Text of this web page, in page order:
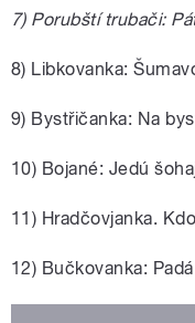
7) Porubští trubači:
8) Libkovanka:
9) Bystřičanka: Na
10) Bojané: Jedú
11) Hradčovjanka.
12) Bučkovanka: